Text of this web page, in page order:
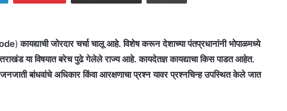
)कायद्याची जोरदार चर्चा चालू आहे. विशेष करून देशाच्या पंतप्रधानांनी भोपाळमध्ये
या विषयात बरेच पुढे गेलेले राज्य आहे. कायदेतज्ञ कायद्याचा किस पाडत आहेत.
बांधवांचे अधिकार किंवा आरक्षणाचा प्रश्न यावर प्रश्नचिन्ह उपस्थित केले जात